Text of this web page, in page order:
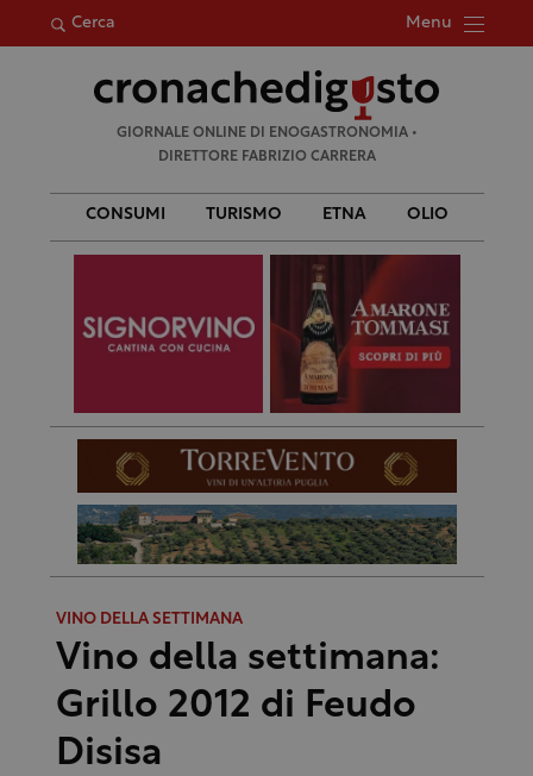
Cerca Menu
per:
GIORNALE ONLINE DI ENOGASTRONOMIA •
DIRETTORE FABRIZIO CARRERA
CONSUMI TURISMO ETNA OLIO
VINO DELLA SETTIMANA
Vino della settimana:
Grillo 2012 di Feudo
Disisa